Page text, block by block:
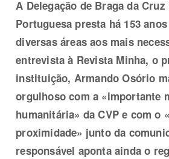
A Delegação de Braga da Cruz
Portuguesa presta há 153
diversas áreas aos mais
entrevista à Revista Minha, o
instituição, Armando Osório
orgulhoso com a «importante
humanitária» da CVP e com o
proximidade» junto da
responsável aponta ainda o